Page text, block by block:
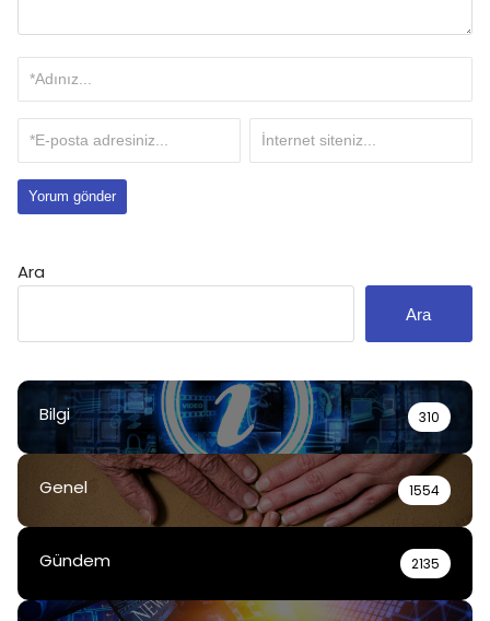
Ara
Ara
Bilgi 310
Genel 1554
Gündem 2135